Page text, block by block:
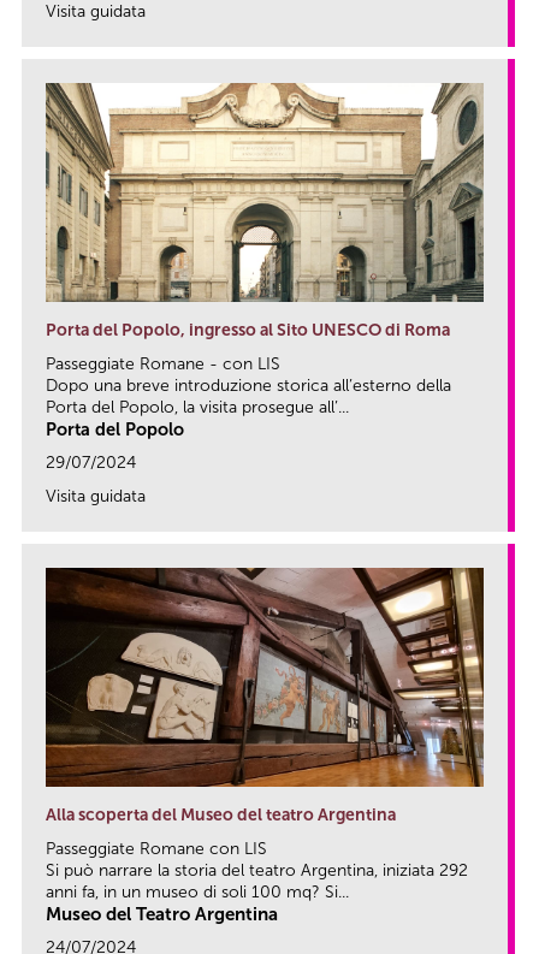
Visita guidata
Porta del Popolo, ingresso al Sito UNESCO di Roma
Passeggiate Romane - con LIS
Dopo una breve introduzione storica all’esterno della
Porta del Popolo, la visita prosegue all’...
Porta del Popolo
29/07/2024
Visita guidata
Alla scoperta del Museo del teatro Argentina
Passeggiate Romane con LIS
Si può narrare la storia del teatro Argentina, iniziata 292
anni fa, in un museo di soli 100 mq? Si...
Museo del Teatro Argentina
24/07/2024